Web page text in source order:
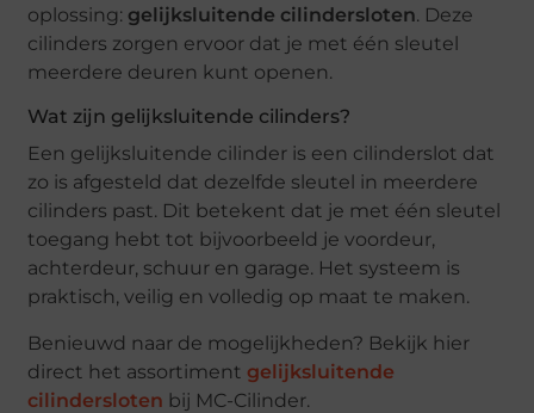
oplossing: gelijksluitende cilindersloten. Deze
cilinders zorgen ervoor dat je met één sleutel
meerdere deuren kunt openen.
Wat zijn gelijksluitende cilinders?
Een gelijksluitende cilinder is een cilinderslot dat
zo is afgesteld dat dezelfde sleutel in meerdere
cilinders past. Dit betekent dat je met één sleutel
toegang hebt tot bijvoorbeeld je voordeur,
achterdeur, schuur en garage. Het systeem is
praktisch, veilig en volledig op maat te maken.
Benieuwd naar de mogelijkheden? Bekijk hier
direct het assortimentgelijksluitende
cilindersloten bij MC-Cilinder.